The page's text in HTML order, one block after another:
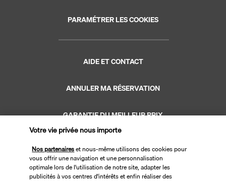
PARAMÉTRER LES COOKIES
AIDE ET CONTACT
ANNULER MA RÉSERVATION
GARANTIE DU MEILLEUR PRIX
Votre vie privée nous importe
Nos partenaireset nous-même utilisons des cookies pour
vous offrir une navigation et une personnalisation
optimale lors de l'utilisation de notre site, adapter les
publicités à vos centres d'intérêts et enfin réaliser des